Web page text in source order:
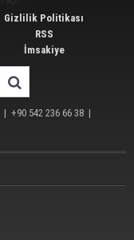
Gizlilik Politikası
RSS
İmsakiye
| +90 542 236 66 38 |